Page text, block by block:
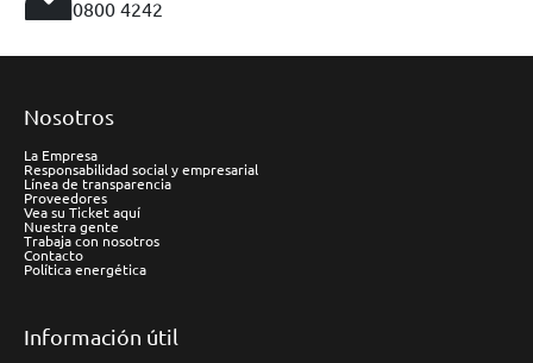
0800 4242
Nosotros
La Empresa
Responsabilidad social y empresarial
Línea de transparencia
Proveedores
Vea su Ticket aquí
Nuestra gente
Trabaja con nosotros
Contacto
Política energética
Información útil